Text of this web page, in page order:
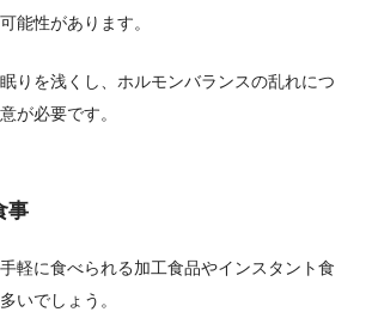
能性があります。
りを浅くし、ホルモンバランスの乱れにつ
が必要です。
事
軽に食べられる加工食品やインスタント食
いでしょう。